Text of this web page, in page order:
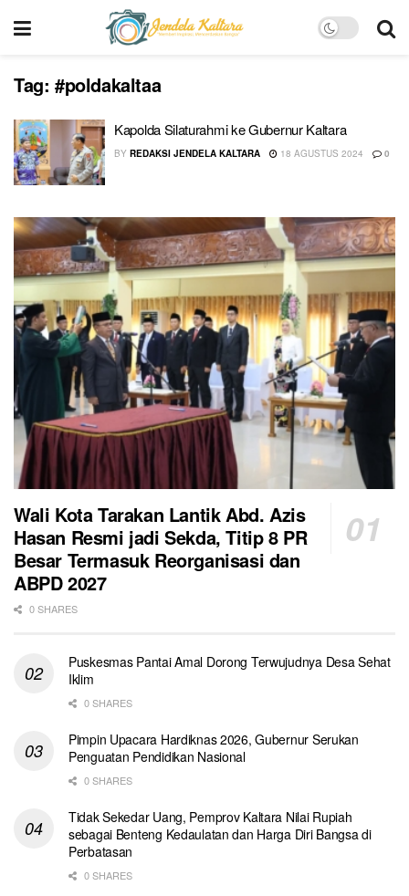
Tag: #poldakaltaa
Kapolda Silaturahmi ke Gubernur Kaltara
BY REDAKSI JENDELA KALTARA 18 AGUSTUS 2024 0
Wali Kota Tarakan Lantik Abd. Azis
Hasan Resmi jadi Sekda, Titip 8 PR
Besar Termasuk Reorganisasi dan
ABPD 2027
0 SHARES
Puskesmas Pantai Amal Dorong Terwujudnya Desa Sehat
Iklim
0 SHARES
Pimpin Upacara Hardiknas 2026, Gubernur Serukan
Penguatan Pendidikan Nasional
0 SHARES
Tidak Sekedar Uang, Pemprov Kaltara Nilai Rupiah
sebagai Benteng Kedaulatan dan Harga Diri Bangsa di
Perbatasan
0 SHARES